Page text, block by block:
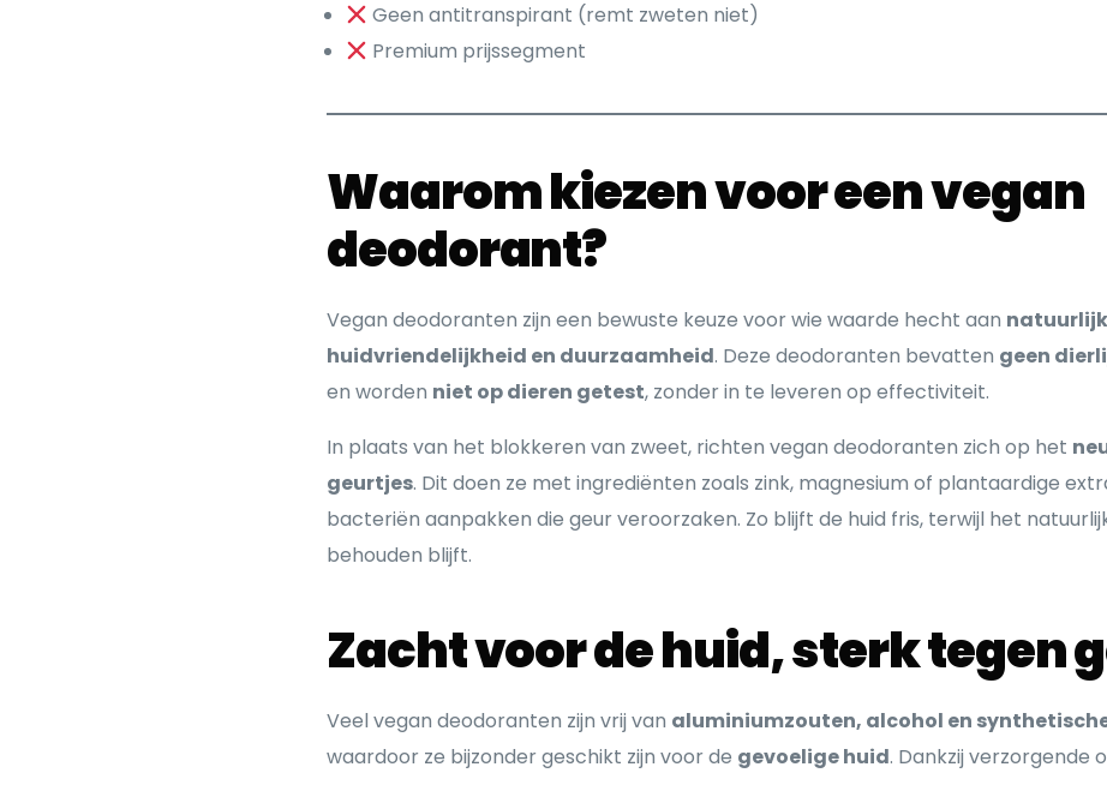
Geen antitranspirant (remt zweten niet)
Premium prijssegment
Waarom kiezen voor een vegan
deodorant?
Vegan deodoranten zijn een bewuste keuze voor wie waarde hecht aan
huidvriendelijkheid en duurzaamheid. Deze deodoranten bevatten geen
en worden niet op dieren getest, zonder in te leveren op effectiviteit.
In plaats van het blokkeren van zweet, richten vegan deodoranten zich op het
geurtjes. Dit doen ze met ingrediënten zoals zink, magnesium of plantaardige
bacteriën aanpakken die geur veroorzaken. Zo blijft de huid fris, terwijl het
behouden blijft.
Zacht voor de huid, sterk tegen
Veel vegan deodoranten zijn vrij van aluminiumzouten, alcohol en
waardoor ze bijzonder geschikt zijn voor de gevoelige huid. Dankzij verzorgende